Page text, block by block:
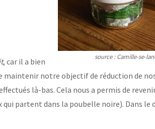
source : Camille-se-
, car il a bien
maintenir notre objectif de réduction de
là-bas. Cela nous a permis de
partent dans la poubelle noire). Dans le